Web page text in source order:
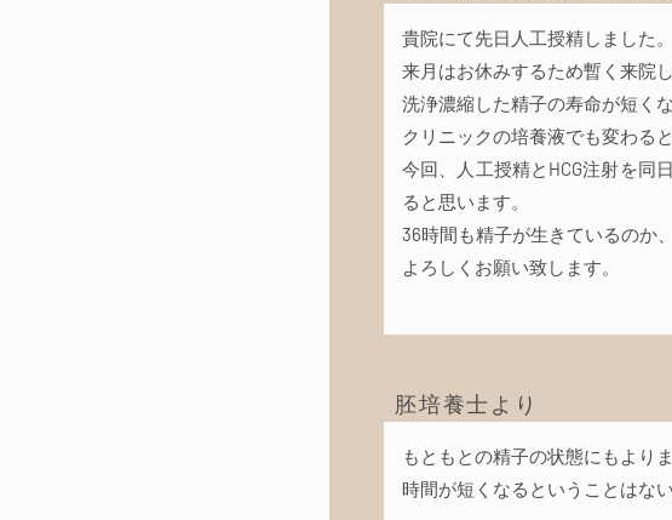
貴院にて先日人工授精しました。
来月はお休みするため暫く来院
洗浄濃縮した精子の寿命が短く
クリニックの培養液でも変わる
今回、人工授精とHCG注射を同
ると思います。
36時間も精子が生きているのか
よろしくお願い致します。
胚培養士より
もともとの精子の状態にもより
時間が短くなるということはな